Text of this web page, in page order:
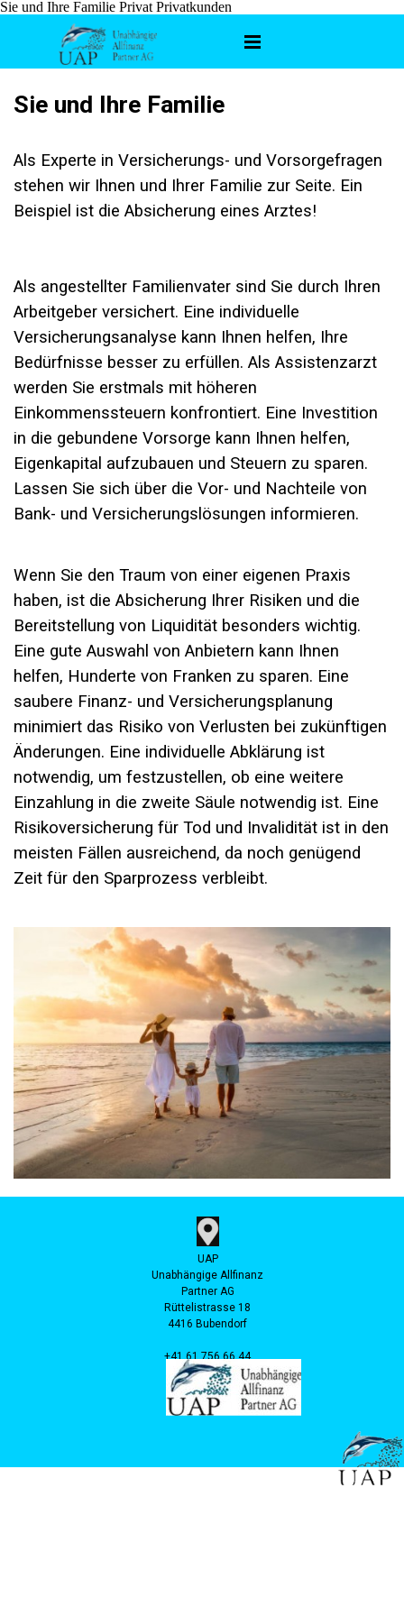
Sie und Ihre Familie Privat Privatkunden
Sie und Ihre Familie
Als Experte in Versicherungs- und Vorsorgefragen
stehen wir Ihnen und Ihrer Familie zur Seite. Ein
Beispiel ist die Absicherung eines Arztes!
Als angestellter Familienvater sind Sie durch Ihren
Arbeitgeber versichert. Eine individuelle
Versicherungsanalyse kann Ihnen helfen, Ihre
Bedürfnisse besser zu erfüllen. Als Assistenzarzt
werden Sie erstmals mit höheren
Einkommenssteuern konfrontiert. Eine Investition
in die gebundene Vorsorge kann Ihnen helfen,
Eigenkapital aufzubauen und Steuern zu sparen.
Lassen Sie sich über die Vor- und Nachteile von
Bank- und Versicherungslösungen informieren.
Wenn Sie den Traum von einer eigenen Praxis
haben, ist die Absicherung Ihrer Risiken und die
Bereitstellung von Liquidität besonders wichtig.
Eine gute Auswahl von Anbietern kann Ihnen
helfen, Hunderte von Franken zu sparen. Eine
saubere Finanz- und Versicherungsplanung
minimiert das Risiko von Verlusten bei zukünftigen
Änderungen. Eine individuelle Abklärung ist
notwendig, um festzustellen, ob eine weitere
Einzahlung in die zweite Säule notwendig ist. Eine
Risikoversicherung für Tod und Invalidität ist in den
meisten Fällen ausreichend, da noch genügend
Zeit für den Sparprozess verbleibt.
UAP
Unabhängige Allfinanz
Partner AG
Rüttelistrasse 18
4416 Bubendorf
+41 61 756 66 44
info@uap.ch